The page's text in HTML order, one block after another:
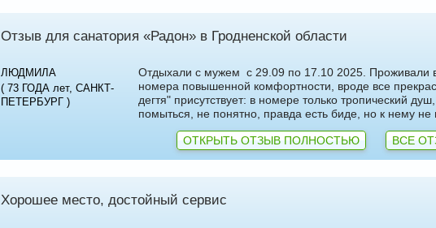
Отзыв для санатория «Радон» в Гродненской области
ЛЮДМИЛА
( 73 ГОДА лет, САНКТ-
ПЕТЕРБУРГ )
Отдыхали с мужем с 29.09 по 17.10 2025. Проживали в
номера повышенной комфортности, вроде все
дегтя" присутствует: в номере только тропический
помыться, не понятно, правда есть биде, но к нему не
ОТКРЫТЬ ОТЗЫВ ПОЛНОСТЬЮ ВСЕ
Хорошее место, достойный сервис